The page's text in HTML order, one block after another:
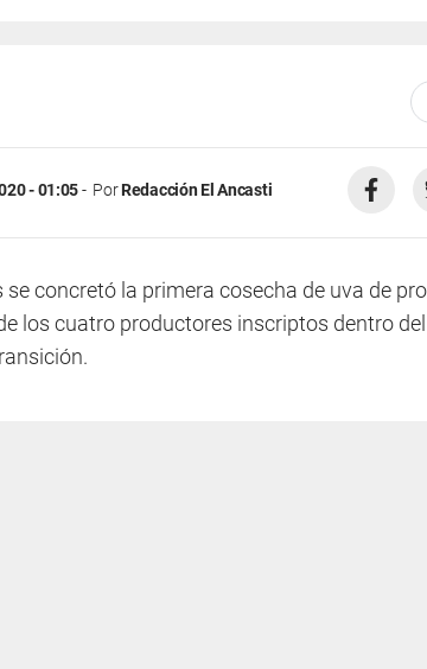
- 01:05 PorRedacción El Ancasti
se concretó la primera cosecha de uva de
los cuatro productores inscriptos dentro